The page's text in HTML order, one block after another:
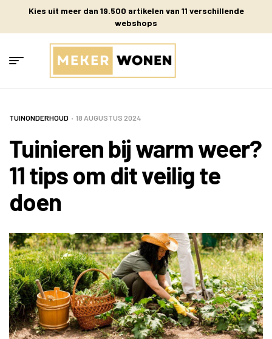
Kies uit meer dan 19.500 artikelen van 11 verschillende
webshops
TUINONDERHOUD 18 AUGUSTUS 2024
Tuinieren bij warm weer?
11 tips om dit veilig te
doen